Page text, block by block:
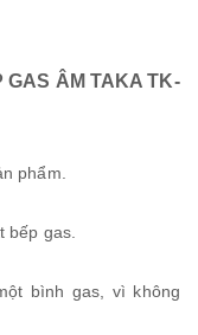
GAS ÂM TAKA TK-
phẩm.
bếp gas.
bình gas, vì không